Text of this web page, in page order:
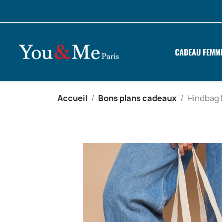
CADEAU
Accueil Bons plans cadeaux Hindbag